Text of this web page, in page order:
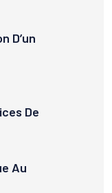
D’un
De
Au